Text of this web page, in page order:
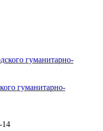
гуманитарно-
14